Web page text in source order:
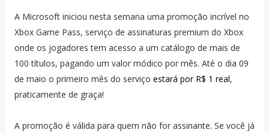
A Microsoft iniciou nesta semana uma promoção incrível no
Xbox Game Pass, serviço de assinaturas premium do Xbox
onde os jogadores tem acesso a um catálogo de mais de
100 títulos, pagando um valor módico por mês. Até o dia 09
de maio o primeiro mês do serviço estará por R$ 1 real,
praticamente de graça!
A promoção é válida para quem não for assinante. Se você já